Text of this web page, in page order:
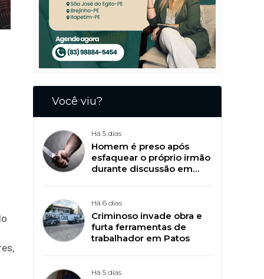
Você viu?
Há 5 dias
Homem é preso após
esfaquear o próprio irmão
durante discussão em
Há 6 dias
Criminoso invade obra e
furta ferramentas de
trabalhador em Patos
Há 5 dias